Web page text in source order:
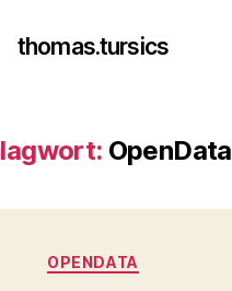
thomas.tursics
OpenData
Kategorien
OPENDATA